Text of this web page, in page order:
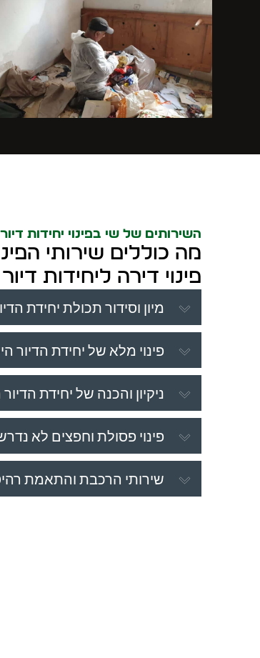
השירותים של שי בפינוי יחידות
מה כוללים שירותי
פינוי דירה ליחידות
מיון וסידור תכולת יחידת
פינוי מלא של יחידת הדיור
ניקיון והכנה של יחידת
פינוי פסולת וחפצים לא
שירותי הרכבת והתאמת